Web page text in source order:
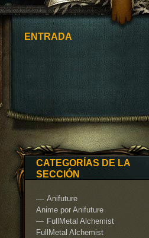
ENTRADA
CATEGORÍAS DE LA
SECCIÓN
Anifuture
Anime por Anifuture
FullMetal Alchemist
FullMetal Alchemist